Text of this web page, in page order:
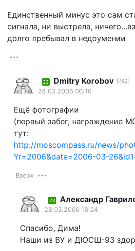
Единственный минус это сам
сигнала, ни выстрела,
долго пребывал в недоумении
22 Dmitry Korobov 462
28.03.2006 00:10
Ещё фотографии
(первый забег, награждение
тут:
http://moscompass.ru/news/
Yr=2006&date=2006-03-
Вверх
23 Александр
28.03.2006 18:24
Спасибо, Дима!
Наши из ВУ и ДЮСШ-93